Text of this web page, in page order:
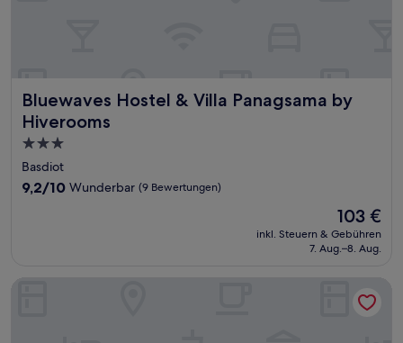
Bluewaves Hostel & Villa Panagsama by
Hiverooms
Bluewaves Hostel & Villa Panagsama by Hiverooms
3.0-
Sterne-
Unterkunft
Basdiot
9.2
9,2/10 Wunderbar (9 Bewertungen)
Der
Preis
beträgt
103 €
inkl. Steuern & Gebühren
7. Aug.–8. Aug.
Oia Suites